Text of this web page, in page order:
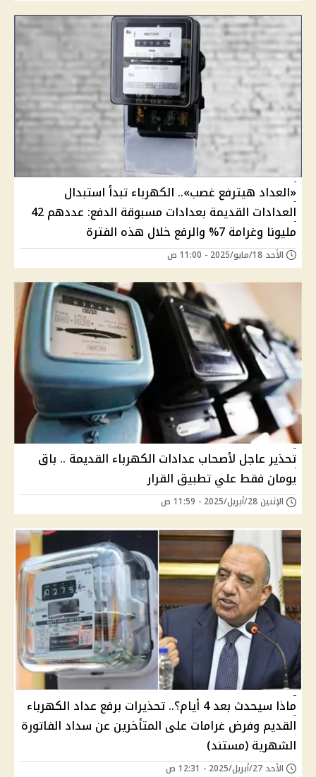
«العداد هيترفع غصب».. الكهرباء تبدأ استبدال
العدادات القديمة بعدادات مسبوقة الدفع: عددهم 42
مليونا وغرامة 7% والرفع خلال هذه الفترة
الأحد 18/مايو/2025 - 11:00 ص
تحذير عاجل لأصحاب عدادات الكهرباء القديمة .. باق
يومان فقط علي تطبيق القرار
الإثنين 28/أبريل/2025 - 11:59 ص
ماذا سيحدث بعد 4 أيام؟.. تحذيرات برفع عداد الكهرباء
القديم وفرض غرامات على المتأخرين عن سداد الفاتورة
الشهرية (مستند)
الأحد 27/أبريل/2025 - 12:31 ص